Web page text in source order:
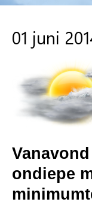
01 juni
ondiepe